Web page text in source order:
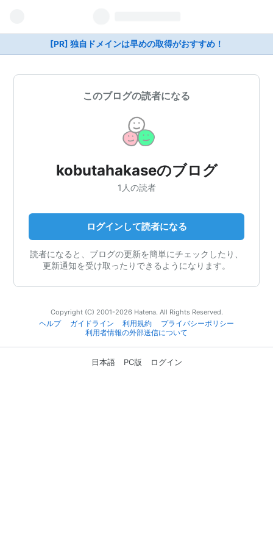
[PR] 独自ドメインは早めの取得がおすすめ！
このブログの読者になる
kobutahakaseのブログ
1人の読者
ログインして読者になる
読者になると、ブログの更新を簡単にチェックしたり、
更新通知を受け取ったりできるようになります。
Copyright (C) 2001-2026 Hatena. All Rights Reserved.
ヘルプ
ガイドライン 利用規約
プライバシーポリシー
利用者情報の外部送信について
日本語 PC版 ログイン